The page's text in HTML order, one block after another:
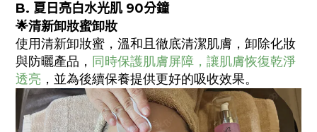
B. 夏日亮白水光肌 90分鐘
🌟清新卸妝蜜卸妝
使用清新卸妝蜜，溫和且徹底清潔肌膚，卸除化妝
與防曬產品， 同時保護肌膚屏障，讓肌膚恢復乾淨
透亮 ，並為後續保養提供更好的吸收效果。